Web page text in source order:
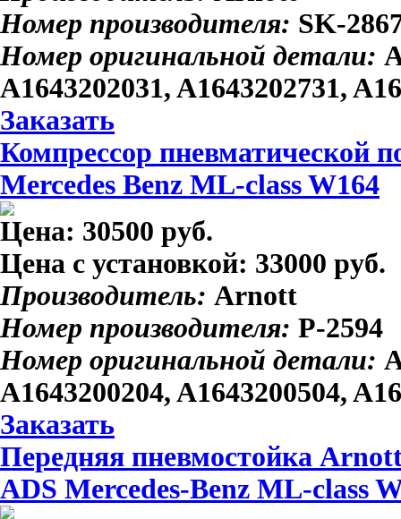
Номер производителя: SK-
Номер оригинальной детали:
A1643202031, A1643202731,
Заказать
Компрессор пневматической
Mercedes Benz ML-class W164
Цена: 30500 руб.
Цена с установкой: 33000 руб.
Производитель: Arnott
Номер производителя: P-2594
Номер оригинальной детали:
A1643200204, A1643200504,
Заказать
Передняя пневмостойка
ADS Mercedes-Benz ML-class